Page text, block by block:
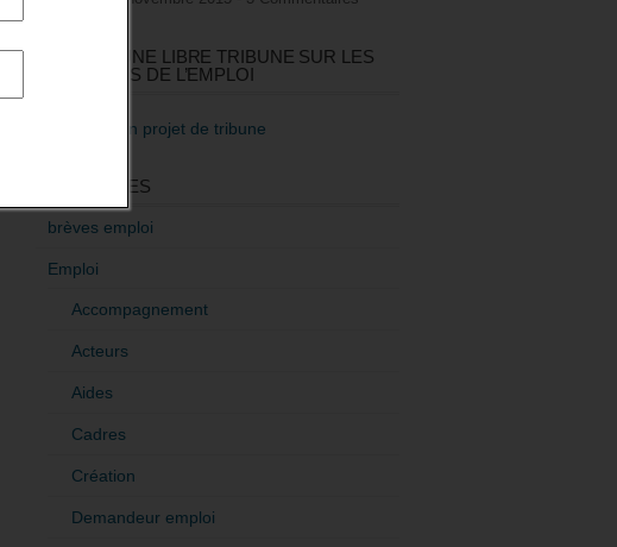
RÉDIGEZ UNE LIBRE TRIBUNE SUR LES
POLITIQUES DE L’EMPLOI
>Décrire mon projet de tribune
CATÉGORIES
brèves emploi
Emploi
Accompagnement
Acteurs
Aides
Cadres
Création
Demandeur emploi